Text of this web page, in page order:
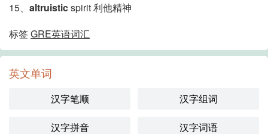
15、 altruisticspirit 利他精神
标签GRE英语词汇
英文单词
汉字笔顺 汉字组词
汉字拼音 汉字词语